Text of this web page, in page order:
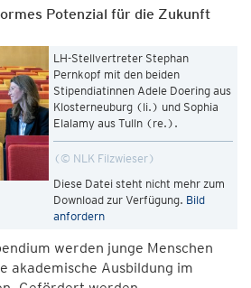
Potenzial für die Zukunft
LH-Stellvertreter Stephan
Pernkopf mit den beiden
Stipendiatinnen Adele Doering aus
Klosterneuburg (li.) und Sophia
Elalamy aus Tulln (re.).
© NLK Filzwieser
Diese Datei steht nicht mehr zum
Download zur Verfügung. Bild
anfordern
werden junge Menschen
akademische Ausbildung im